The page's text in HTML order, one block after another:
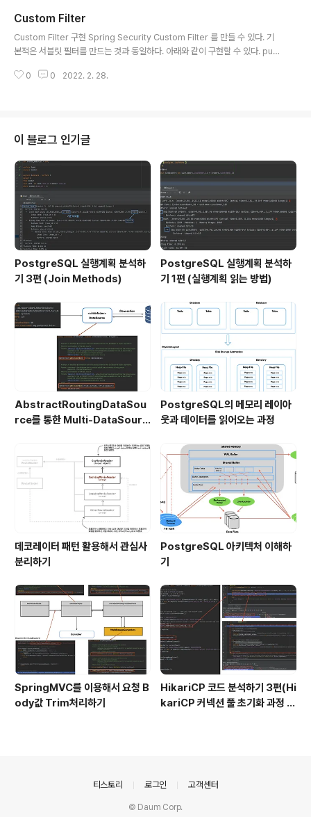
다. AjaxAuthenticationFilter 구현 폼인증 필터를 사용
할 수 없기 때문에 AjaxLoginProcessingFilter 클래스
구현한다. public class AjaxLoginProcessingFilter
Custom Filter
Custom Filter 구현 Spring Security Custom Filter 를 만들 수 있다. 기
본적은 서블릿 필터를 만드는 것과 동일하다. 아래와 같이 구현할 수 있다. publ
ger = LoggerFactory.getLogger(this.getClass()); @Override pub
0 0 2022. 2. 28.
이 블로그 인기글
PostgreSQL 실행계획 분석하
기 3편 (Join Methods)
PostgreSQL 실행계획 분석하
기 1편 (실행계획 읽는 방법)
AbstractRoutingDataSou
rce를 통한 Multi-DataSourc
PostgreSQL의 메모리 레이아
웃과 데이터를 읽어오는 과정
데코레이터 패턴 활용해서 관심사
분리하기
PostgreSQL 아키텍처 이해하
기
SpringMVC를 이용해서 요청 B
ody값 Trim처리하기
HikariCP 코드 분석하기 3편(Hi
kariCP 커넥션 풀 초기화 과정 디
티스토리 로그인 고객센터
© Daum Corp.